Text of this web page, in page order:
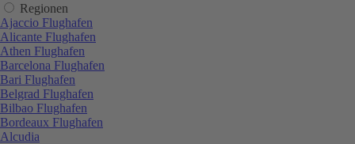
Regionen
Ajaccio Flughafen
Alicante Flughafen
Athen Flughafen
Barcelona Flughafen
Bari Flughafen
Belgrad Flughafen
Bilbao Flughafen
Bordeaux Flughafen
Alcudia